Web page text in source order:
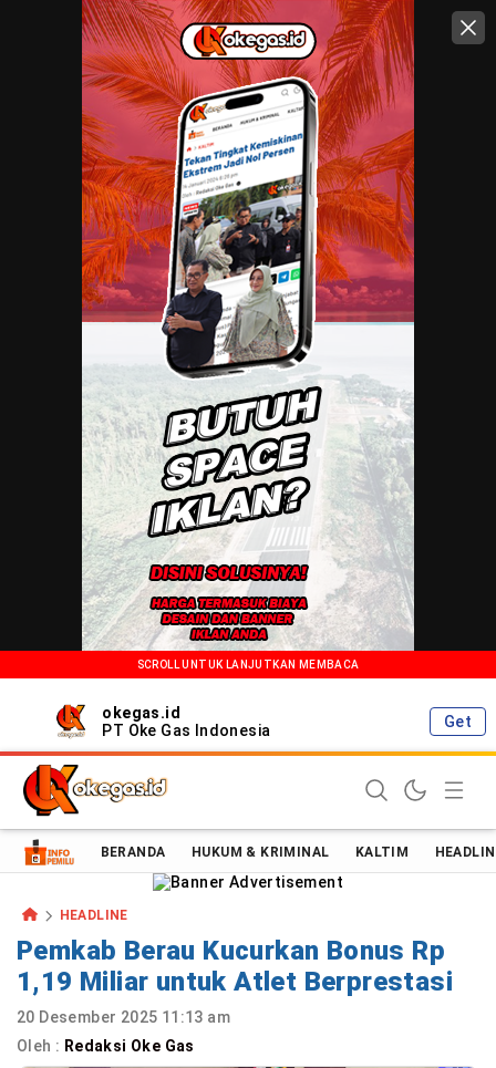
SCROLL UNTUK LANJUTKAN MEMBACA
okegas.id
PT Oke Gas Indonesia
Get
Oke Gas Indonesia | Energi Positif Informasi Terkini!
BERANDA HUKUM & KRIMINAL KALTIM
HEADLINE
Pemkab Berau Kucurkan Bonus Rp
1,19 Miliar untuk Atlet Berprestasi
20 Desember 2025 11:13 am
Oleh : Redaksi Oke Gas